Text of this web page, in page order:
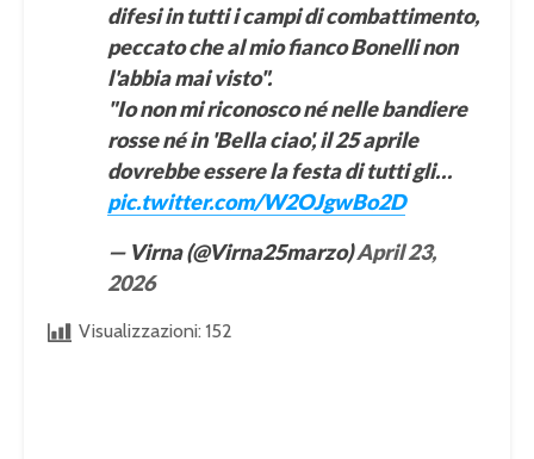
difesi in tutti i campi di combattimento,
peccato che al mio fianco Bonelli non
l'abbia mai visto".
"Io non mi riconosco né nelle bandiere
rosse né in 'Bella ciao', il 25 aprile
dovrebbe essere la festa di tutti gli…
pic.twitter.com/W2OJgwBo2D
— Virna (@Virna25marzo)April 23,
2026
Visualizzazioni: 152